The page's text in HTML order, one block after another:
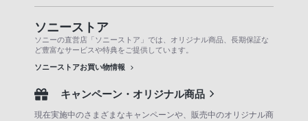
ソニーストア
ソニーの直営店「ソニーストア」では、オリジナル商品、長期保証な
ど豊富なサービスや特典をご提供しています。
ソニーストアお買い物情報
キャンペーン・オリジナル商品
現在実施中のさまざまなキャンペーンや、販売中のオリジナル商